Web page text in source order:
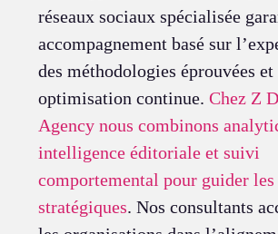
réseaux sociaux spécialisée
accompagnement basé sur
des méthodologies éprouvées et
optimisation continue. Chez Z
Agency nous combinons
intelligence éditoriale et suivi
comportemental pour guider les
stratégiques. Nos consultants